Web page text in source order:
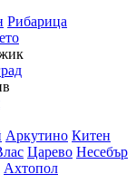
Рибарица
Аркутино Китен
Царево Несебър
Ахтопол